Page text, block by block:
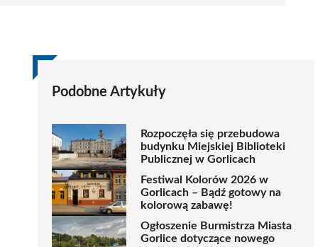
Podobne Artykuły
Rozpoczęła się przebudowa
budynku Miejskiej Biblioteki
Publicznej w Gorlicach
Festiwal Kolorów 2026 w
Gorlicach – Bądź gotowy na
kolorową zabawę!
Ogłoszenie Burmistrza Miasta
Gorlice dotyczące nowego